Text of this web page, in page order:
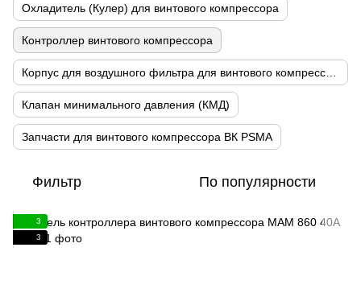
Охладитель (Кулер) для винтового компрессора
Контроллер винтового компрессора
Клапан минимального давления (КМД)
Запчасти для винтового компрессора ВК PSMA
Фильтр По популярности
3
3